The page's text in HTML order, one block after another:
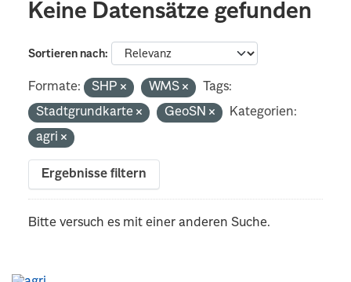
Keine Datensätze gefunden
Sortieren nach
Formate: SHP WMS
Tags:
Stadtgrundkarte
GeoSN
Kategorien:
agri
Ergebnisse filtern
Bitte versuch es mit einer anderen Suche.